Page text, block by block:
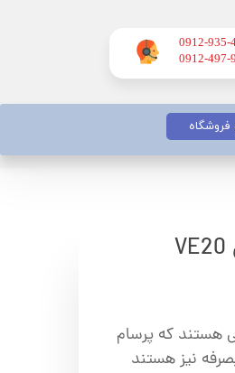
0912-935-
​​​​​​​0912-497-
هستند که پرسام
نیز هستند